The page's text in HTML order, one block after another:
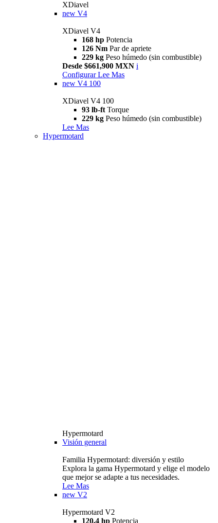
XDiavel
new V4
XDiavel V4
168 hp Potencia
126 Nm Par de apriete
229 kg Peso húmedo (sin combustible)
Desde $661,900 MXN i
Configurar Lee Mas
new V4 100
XDiavel V4 100
93 lb-ft Torque
229 kg Peso húmedo (sin combustible)
Lee Mas
Hypermotard
Hypermotard
Visión general
Familia Hypermotard: diversión y estilo
Explora la gama Hypermotard y elige el modelo
que mejor se adapte a tus necesidades.
Lee Mas
new V2
Hypermotard V2
120,4 hp Potencia